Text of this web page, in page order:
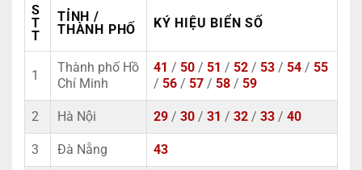
S
T
T
TỈNH /
THÀNH PHỐ
KÝ HIỆU BIỂN SỐ
1
Thành phố Hồ
Chí Minh
41 / 50 / 51 / 52 / 53 / 54 / 55
/ 56 / 57 / 58 / 59
2 Hà Nội 29 / 30 / 31 / 32 / 33 / 40
3 Đà Nẵng 43